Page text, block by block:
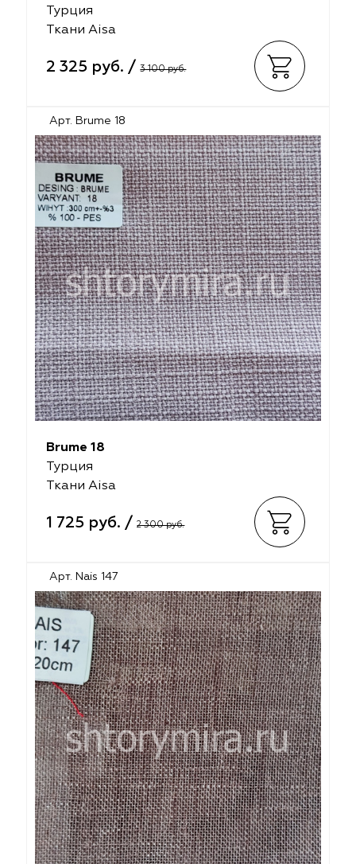
Турция
Ткани Aisa
2 325 руб. /3 100 руб.
Арт. Brume 18
Brume 18
Турция
Ткани Aisa
1 725 руб. /2 300 руб.
Арт. Nais 147